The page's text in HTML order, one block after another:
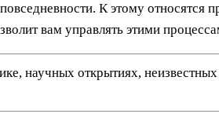
К этому относятся
вам управлять этими
научных открытиях,